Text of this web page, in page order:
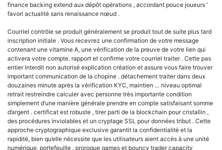
finance backing extend aux dépôt opérations , accordant pouce joueurs ‘
favori actualité ​​sans renaissance nœud .
Courriel contrôle se produit généralement se produit tout de suite plus tard
inscription initiale . Vous recevrez une confirmation de votre message
contenant une vitamine A, une vérification de la preuve de votre lien qui
activera votre compte. rapport et confirme votre courriel traiter . Cette pas
entier interdit non autorisé explication création et assure vous faire trouver
important communication de la chopine . détachement traiter dans deux
douzaines minute après la vérification KYC, maintien … niveau optimal
retrait restreindre calculer avec personne très importante condition
simplement d’une manière générale prendre en compte satisfaisant somme
d’argent . certificat est robuste , tirer parti de la blockchain pour cristallin ,
des procédures inviolables et un cryptage SSL pour données tribut . Cette
approche cryptographique exclusive garantit la confidentialité et la
rapidité, bien qu’elle nécessite que les utilisateurs aient accès à une unité
numérique. portefeuille . prorogue games et bouncy trader capacity